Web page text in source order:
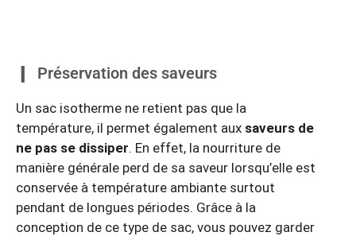
Préservation des saveurs
Un sac isotherme ne retient pas que la
température, il permet également aux saveurs de
ne pas se dissiper. En effet, la nourriture de
manière générale perd de sa saveur lorsqu’elle est
conservée à température ambiante surtout
pendant de longues périodes. Grâce à la
conception de ce type de sac, vous pouvez garder